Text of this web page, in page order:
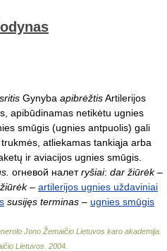
sritis Gynyba apibrėžtisArtilerijos
apibūdinamas netikėtu ugnies
smūgis (ugnies antpuolis) gali
atliekamas tankiąja arba
ir aviacijos ugnies smūgis.
oгневой налетryšiai: dar žiūrėk–
– artilerijos ugnies uždaviniai
susijęs terminas – ugnies smūgis
Jono Žemaičio Lietuvos karo akademija
Lietuvos 2004